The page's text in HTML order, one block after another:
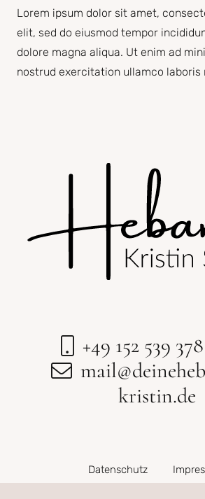
Lorem ipsum dolor sit amet,
elit, sed do eiusmod tempor
dolore magna aliqua. Ut enim ad
nostrud exercitation ullamco laboris
+49 152 539
kristin.de
Datenschutz